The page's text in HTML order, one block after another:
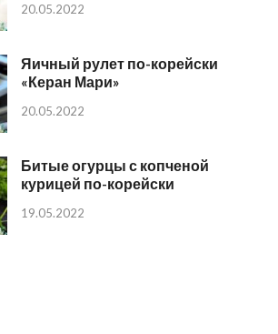
20.05.2022
Яичный рулет по-корейски
«Керан Мари»
20.05.2022
Битые огурцы с копченой
курицей по-корейски
19.05.2022